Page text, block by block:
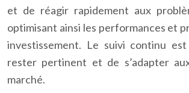
et de réagir rapidement aux
optimisant ainsi les performances et
investissement. Le suivi continu est
rester pertinent et de s’adapter
marché.